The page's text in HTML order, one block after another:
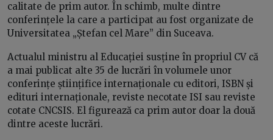
calitate de prim autor. În schimb, multe dintre
conferințele la care a participat au fost organizate de
Universitatea „Ștefan cel Mare” din Suceava.
Actualul ministru al Educației susține în propriul CV că
a mai publicat alte 35 de lucrări în volumele unor
conferințe științifice internaționale cu editori, ISBN și
edituri internaționale, reviste necotate ISI sau reviste
cotate CNCSIS. El figurează ca prim autor doar la două
dintre aceste lucrări.